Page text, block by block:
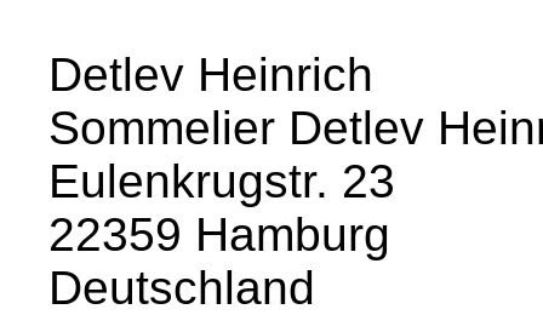
Detlev Heinrich
Sommelier Detlev
Eulenkrugstr. 23
22359 Hamburg
Deutschland